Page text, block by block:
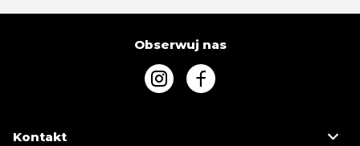
Obserwuj nas
Kontakt